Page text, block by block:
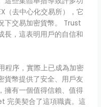
（去中心化交易所），它
下交易加密貨幣。 Trust
長，這表明用戶的自信和
程序，實際上已成為加密
貨幣提供了安全、用戶友
擁有一個值得信賴、值得
完美契合了這項職責。這